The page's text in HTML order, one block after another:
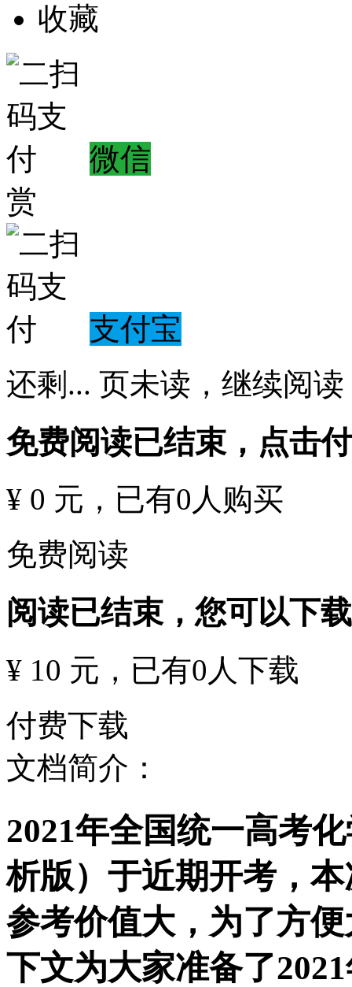
收藏
微信
赏
支付宝
还剩 ... 页未读， 继续阅读
免费阅读已结束，点击
¥ 0 元 ，已有0 人购买
免费阅读
阅读已结束，您可以下
¥ 10 元 ，已有0 人下载
付费下载
文档简介：
2021年全国统一高考
析版）于近期开考，
参考价值大，为了方
下文为大家准备了